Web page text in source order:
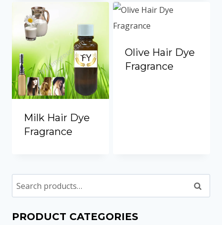
Milk Hair Dye
Fragrance
Olive Hair Dye
Fragrance
Search
PRODUCT CATEGORIES
Vietnamese